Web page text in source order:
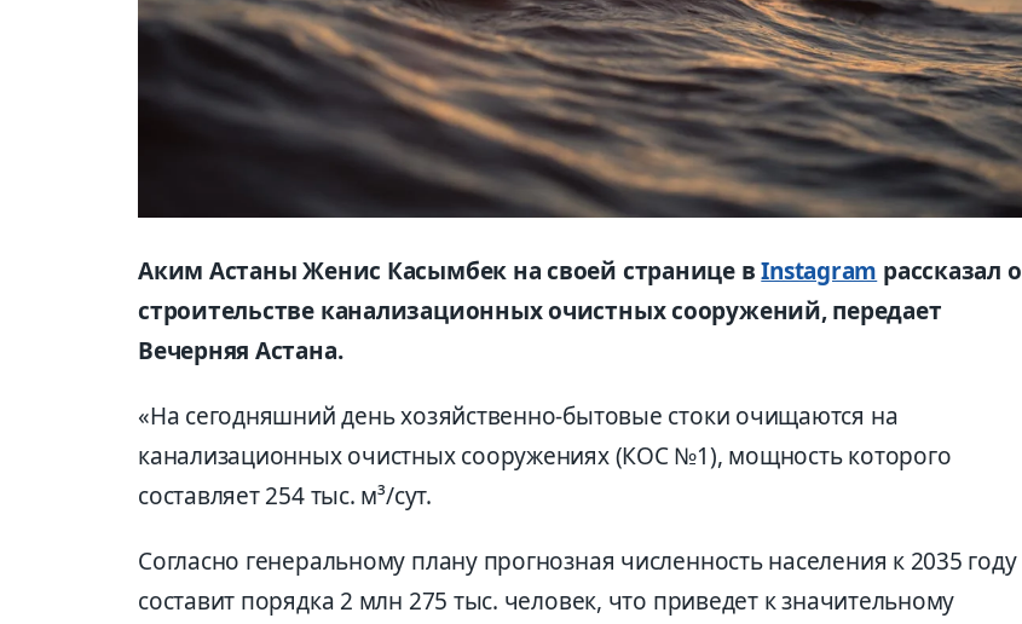
Аким Астаны Женис Касымбек на своей странице вInstagram рассказал о
строительстве канализационных очистных сооружений, передает
Вечерняя Астана.
«На сегодняшний день хозяйственно-бытовые стоки очищаются на
канализационных очистных сооружениях (КОС №1), мощность которого
составляет 254 тыс. м³/сут.
Согласно генеральному плану прогнозная численность населения к 2035 году
составит порядка 2 млн 275 тыс. человек, что приведет к значительному